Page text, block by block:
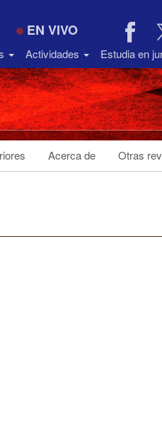
EN VIVO
Actividades Estudia en
Acerca de Otras